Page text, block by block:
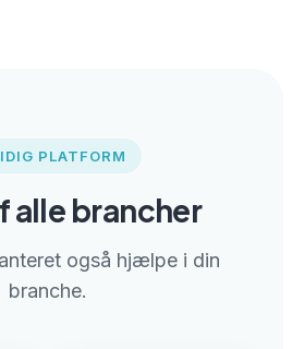
PLATFORM
alle brancher
også hjælpe i din
branche.